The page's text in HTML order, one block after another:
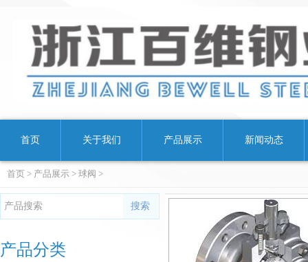
首页 关于我们 产品展示 新闻动态
首页 > 产品展示 > 球阀 >
产品分类